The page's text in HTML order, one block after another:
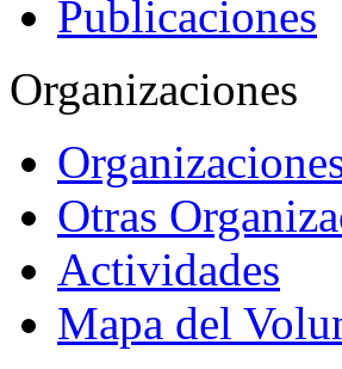
Publicaciones
Organizaciones
Otras
Actividades
Mapa del